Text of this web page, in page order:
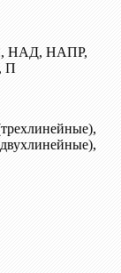
НАД, НАПР,
П